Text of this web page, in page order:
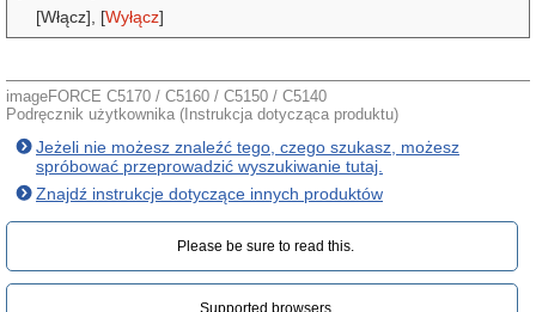
[Włącz], [Wyłącz]
imageFORCE C5170 / C5160 / C5150 / C5140
Podręcznik użytkownika (Instrukcja dotycząca produktu)
Jeżeli nie możesz znaleźć tego, czego szukasz, możesz
spróbować przeprowadzić wyszukiwanie tutaj.
Znajdź instrukcje dotyczące innych produktów
Please be sure to read this.‎
Supported browsers